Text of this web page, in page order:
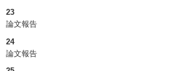
23
論文報告
24
論文報告